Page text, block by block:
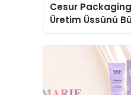
Cesur Packaging,
Üretim Üssünü